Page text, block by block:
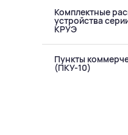
Комплектные
устройства
КРУЭ
Пункты
(ПКУ-10)